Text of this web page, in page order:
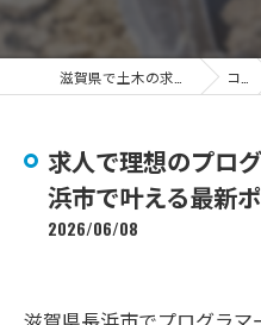
コラム
求人で理想のプロ
浜市で叶える最新
2026/06/08